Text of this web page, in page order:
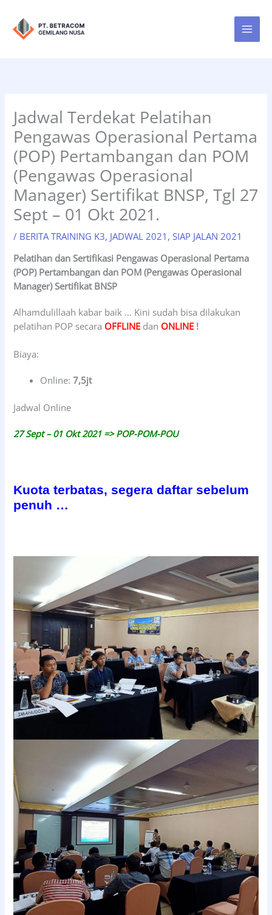
konten
Jadwal Terdekat Pelatihan
Pengawas Operasional Pertama
(POP) Pertambangan dan POM
(Pengawas Operasional
Manager) Sertifikat BNSP, Tgl 27
Sept – 01 Okt 2021.
/ BERITA TRAINING K3, JADWAL 2021 ,SIAP JALAN 2021
Pelatihan dan Sertifikasi Pengawas Operasional Pertama
(POP) Pertambangan dan POM (Pengawas Operasional
Manager) Sertifikat BNSP
Alhamdulillaah kabar baik … Kini sudah bisa dilakukan
pelatihan POP secara OFFLINE dan ONLINE !
Biaya:
Online:7,5jt
Jadwal Online
27 Sept – 01 Okt 2021 => POP-POM-POU
Kuota terbatas, segera daftar sebelum
penuh …